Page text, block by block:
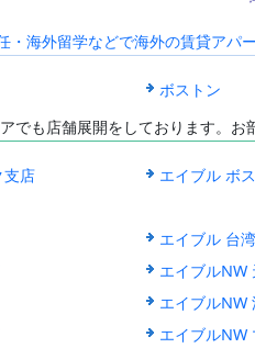
海外留学などで海外の賃貸アパ
ボストン
でも店舗展開をしております。
支店 エイブル ボ
エイブル 台
エイブルNW
エイブルNW
エイブルNW